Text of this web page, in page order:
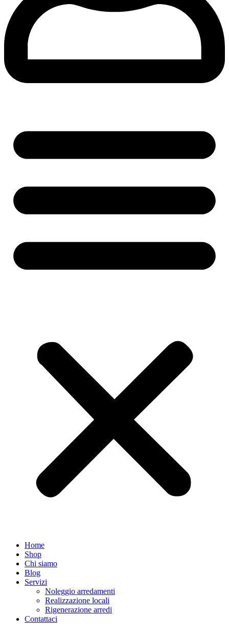
Home
Shop
Chi siamo
Blog
Servizi
Noleggio arredamenti
Realizzazione locali
Rigenerazione arredi
Contattaci